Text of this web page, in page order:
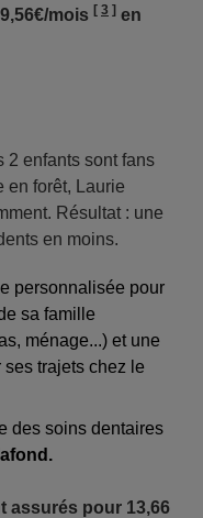
mois 3
en
2 enfants sont fans
en forêt, Laurie
Résultat : une
en moins.
personnalisée pour
sa famille
ménage...) et une
trajets chez le
des soins dentaires
assurés pour 13,66